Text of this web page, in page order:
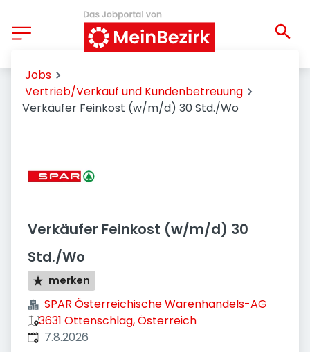
Jobs
Vertrieb/Verkauf und Kundenbetreuung
Verkäufer Feinkost (w/m/d) 30 Std./Wo
Verkäufer Feinkost (w/m/d) 30
Std./Wo
merken
SPAR Österreichische Warenhandels-AG
3631 Ottenschlag, Österreich
Veröffentlicht
7.8.2026